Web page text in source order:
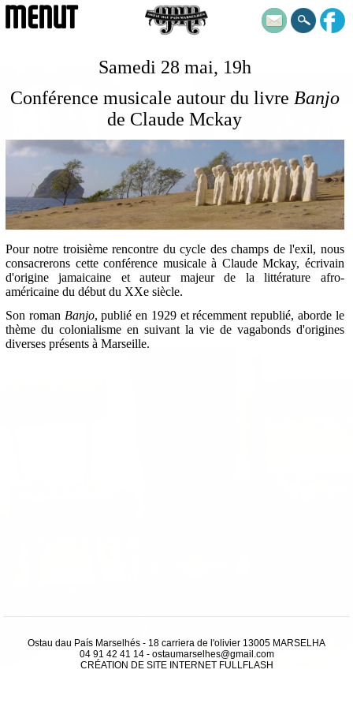
MENUT
Samedi 28 mai, 19h
Conférence musicale autour du livre Banjo
de Claude Mckay
Pour notre troisième rencontre du cycle des champs de l'exil, nous
consacrerons cette conférence musicale à Claude Mckay, écrivain
d'origine jamaicaine et auteur majeur de la littérature afro-
américaine du début du XXe siècle.
Son roman Banjo, publié en 1929 et récemment republié, aborde le
thème du colonialisme en suivant la vie de vagabonds d'origines
diverses présents à Marseille.
Ostau dau País Marselhés - 18 carriera de l'olivier 13005 MARSELHA
04 91 42 41 14- ostaumarselhes@gmail.com
CRÉATION DE SITE INTERNET FULLFLASH